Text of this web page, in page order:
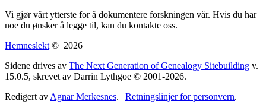
Vi gjør vårt ytterste for å dokumentere forskningen vår. Hvis du har
noe du ønsker å legge til, kan du kontakte oss.
Hemneslekt © 2026
Sidene drives av The Next Generation of Genealogy Sitebuilding v.
15.0.5, skrevet av Darrin Lythgoe © 2001-2026.
Redigert av Agnar Merkesnes. | Retningslinjer for personvern.